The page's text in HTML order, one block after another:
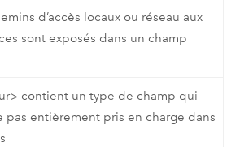
d’accès locaux ou réseau aux
sont exposés dans un champ
contient un type de champ qui
pas entièrement pris en charge dans